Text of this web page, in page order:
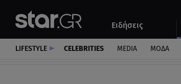
Ειδήσεις
Αυτοκίνητο
LIFESTYLE CELEBRITIES MEDIA ΜΟΔΑ